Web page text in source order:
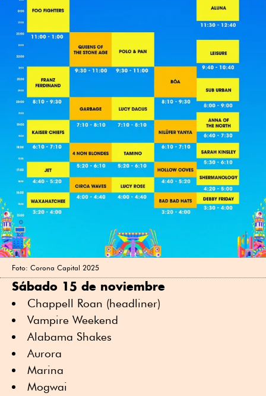
Foto: Corona Capital 2025
Sábado 15 de noviembre
Chappell Roan (headliner)
Vampire Weekend
Alabama Shakes
Aurora
Marina
Mogwai